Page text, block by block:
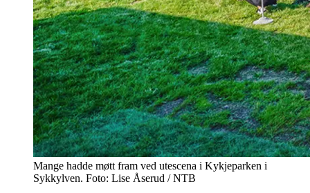
Mange hadde møtt fram ved utescena i Kykjeparken i
Sykkylven. Foto: Lise Åserud / NTB